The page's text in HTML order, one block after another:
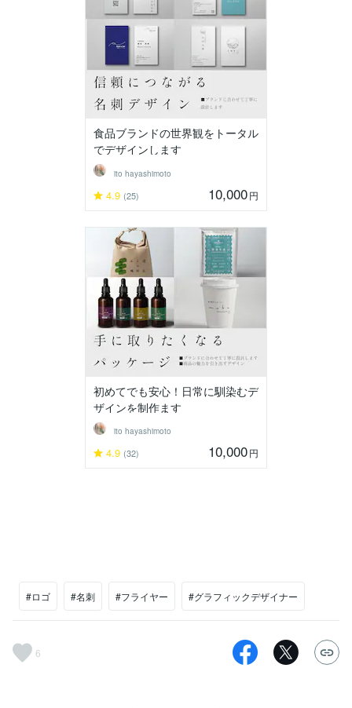
食品ブランドの世界観をトータル
でデザインします
ito hayashimoto
4.9 (25) 10,000円
初めてでも安心！日常に馴染むデ
ザインを制作ます
ito hayashimoto
4.9 (32) 10,000円
#ロゴ #名刺 #フライヤー #グラフィックデザイナー
6